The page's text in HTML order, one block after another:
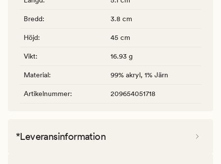
Bredd: 3.8 cm
Höjd: 45 cm
Vikt: 16.93 g
Material: 99% akryl, 1% Järn
Artikelnummer: 209654051718
*Leveransinformation